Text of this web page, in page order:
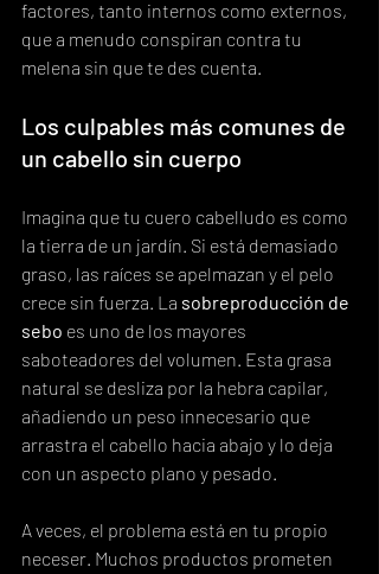
factores, tanto internos como externos,
que a menudo conspiran contra tu
melena sin que te des cuenta.
Los culpables más comunes de
un cabello sin cuerpo
Imagina que tu cuero cabelludo es como
la tierra de un jardín. Si está demasiado
graso, las raíces se apelmazan y el pelo
crece sin fuerza. La sobreproducción de
sebo es uno de los mayores
saboteadores del volumen. Esta grasa
natural se desliza por la hebra capilar,
añadiendo un peso innecesario que
arrastra el cabello hacia abajo y lo deja
con un aspecto plano y pesado.
A veces, el problema está en tu propio
neceser. Muchos productos prometen